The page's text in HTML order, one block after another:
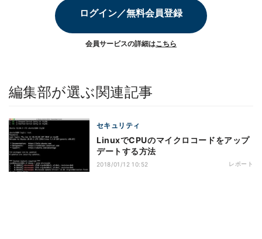
ログイン／無料会員登録
会員サービスの詳細はこちら
編集部が選ぶ関連記事
セキュリティ
LinuxでCPUのマイクロコードをアップ
デートする方法
2018/01/12 10:52 レポート